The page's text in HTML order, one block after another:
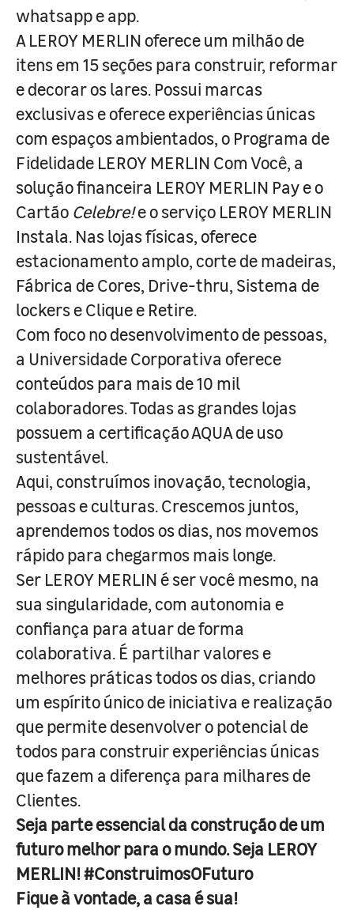
whatsapp e app.
A LEROY MERLIN oferece um milhão de
itens em 15 seções para construir, reformar
e decorar os lares. Possui marcas
exclusivas e oferece experiências únicas
com espaços ambientados, o Programa de
Fidelidade LEROY MERLIN Com Você, a
solução financeira LEROY MERLIN Pay e o
Cartão Celebre!e o serviço LEROY MERLIN
Instala. Nas lojas físicas, oferece
estacionamento amplo, corte de madeiras,
Fábrica de Cores, Drive-thru, Sistema de
lockers e Clique e Retire.
Com foco no desenvolvimento de pessoas,
a Universidade Corporativa oferece
conteúdos para mais de 10 mil
colaboradores. Todas as grandes lojas
possuem a certificação AQUA de uso
sustentável.
Aqui, construímos inovação, tecnologia,
pessoas e culturas. Crescemos juntos,
aprendemos todos os dias, nos movemos
rápido para chegarmos mais longe.
Ser LEROY MERLIN é ser você mesmo, na
sua singularidade, com autonomia e
confiança para atuar de forma
colaborativa. É partilhar valores e
melhores práticas todos os dias, criando
um espírito único de iniciativa e realização
que permite desenvolver o potencial de
todos para construir experiências únicas
que fazem a diferença para milhares de
Clientes.
Seja parte essencial da construção de um
futuro melhor para o mundo. Seja LEROY
MERLIN! #ConstruimosOFuturo
Fique à vontade, a casa é sua!